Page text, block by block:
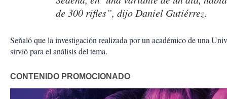
de 300 rifles”, dijo Daniel Gutiérrez.
Señaló que la investigación realizada por un académico de una
sirvió para el análisis del tema.